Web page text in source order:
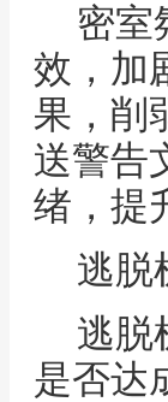
密室
效，加
果，削
送警告
绪，提
逃脱
逃脱
是否达